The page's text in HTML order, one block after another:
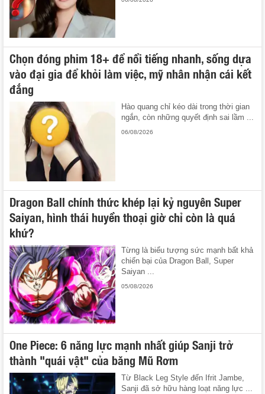
Chọn đóng phim 18+ để nổi tiếng nhanh, sống dựa
vào đại gia để khỏi làm việc, mỹ nhân nhận cái kết
đắng
Hào quang chỉ kéo dài trong thời gian
ngắn, còn những quyết định sai lầm ...
06/08/2026
Dragon Ball chính thức khép lại kỷ nguyên Super
Saiyan, hình thái huyền thoại giờ chỉ còn là quá
khứ?
Từng là biểu tượng sức mạnh bất khả
chiến bại của Dragon Ball, Super
Saiyan ...
05/08/2026
One Piece: 6 năng lực mạnh nhất giúp Sanji trở
thành "quái vật" của băng Mũ Rơm
Từ Black Leg Style đến Ifrit Jambe,
Sanji đã sở hữu hàng loạt năng lực ...